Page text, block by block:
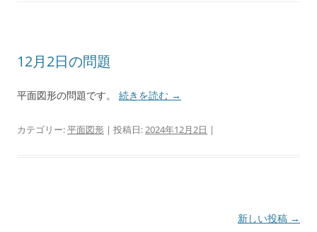
12月2日の問題
平面図形の問題です。 続きを読む →
カテゴリー:平面図形 | 投稿日:2024年12月2日 |
新しい投稿 →